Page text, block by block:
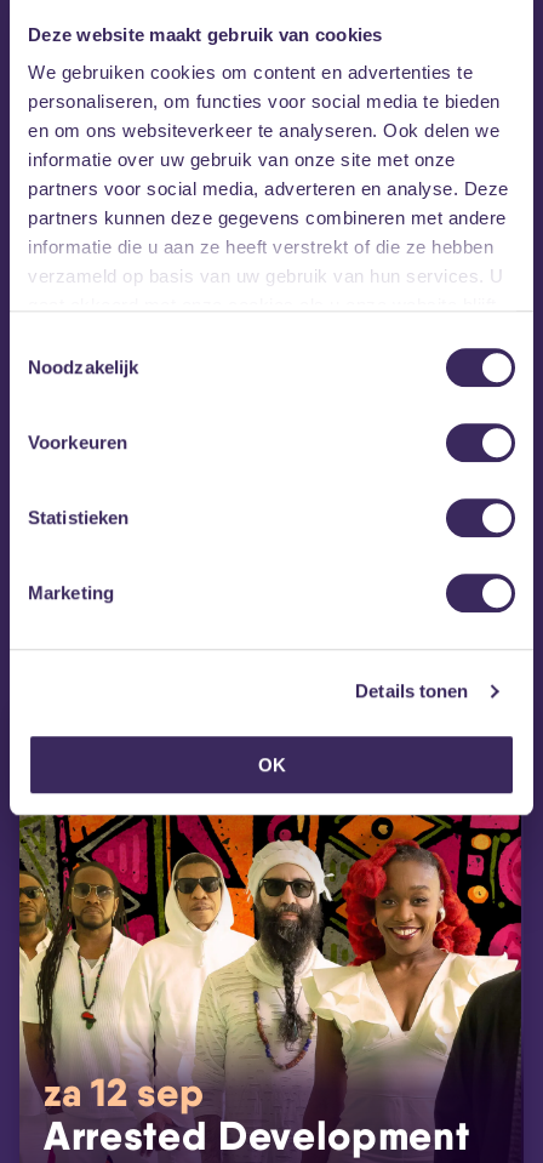
Deze website maakt gebruik van cookies
We gebruiken cookies om content en advertenties te
personaliseren, om functies voor social media te bieden
en om ons websiteverkeer te analyseren. Ook delen we
informatie over uw gebruik van onze site met onze
partners voor social media, adverteren en analyse. Deze
partners kunnen deze gegevens combineren met andere
informatie die u aan ze heeft verstrekt of die ze hebben
verzameld op basis van uw gebruik van hun services. U
Noodzakelijk
Voorkeuren
Statistieken
Marketing
Details tonen
OK
MEZZ tipt
za 12 sep
Arrested Development